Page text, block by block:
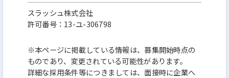
スラッシュ株式会社
許可番号：13-ユ-306798
※本ページに掲載している情報は、募集開始時点の
ものであり、変更されている可能性があります。
詳細な採用条件等につきましては、面接時に企業へ